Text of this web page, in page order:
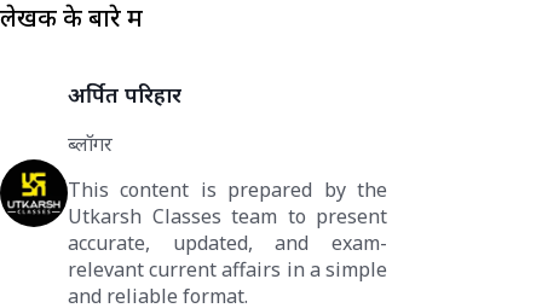
लेखक के बारे में
अर्पित परिहार
ब्लॉगर
This content is prepared by the
Utkarsh Classes team to present
accurate, updated, and exam-
relevant current affairs in a simple
and reliable format.